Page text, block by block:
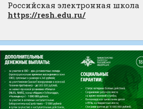
Российская электронная школа
https://resh.edu.ru/